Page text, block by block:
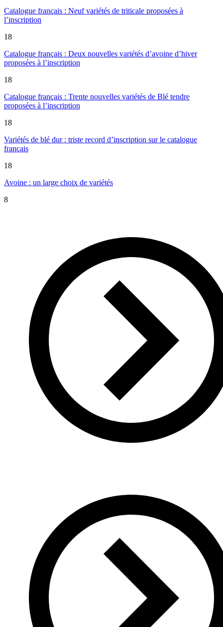
Catalogue français : Neuf variétés de triticale proposées à
l’inscription
18
Catalogue français : Deux nouvelles variétés d’avoine d’hiver
proposées à l’inscription
18
Catalogue français : Trente nouvelles variétés de Blé tendre
proposées à l’inscription
18
Variétés de blé dur : triste record d’inscription sur le catalogue
français
18
Avoine : un large choix de variétés
8